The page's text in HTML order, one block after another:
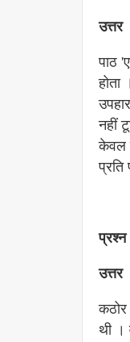
उत्तर
पाठ
नहीं
केवल
प्रति
प्रश्न
उत्तर
कठोर
थी ।